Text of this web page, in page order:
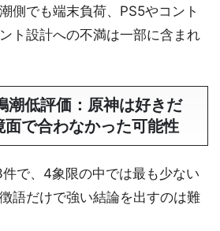
側でも端末負荷、PS5やコント
ト設計への不満は一部に含まれ
潮低評価：原神は好きだ
面で合わなかった可能性
で、4象限の中では最も少ない
語だけで強い結論を出すのは難